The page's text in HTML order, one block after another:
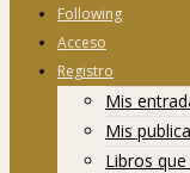
Following
Acceso
Registro
Mis
Mis
Libros